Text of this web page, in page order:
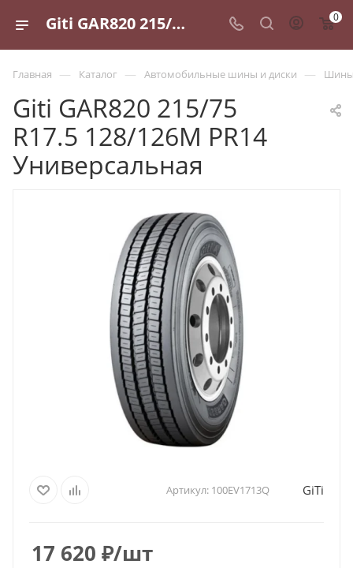
Giti GAR820 215/75 R17.5 128/126M PR14 Универсальная - купить в Санкт-Петербурге по выгодной цене 0
Главная — Каталог — Автомобильные шины и диски — Шины
Giti GAR820 215/75
R17.5 128/126M PR14
Универсальная
Артикул: 100EV1713Q GiTi
17 620 ₽/шт